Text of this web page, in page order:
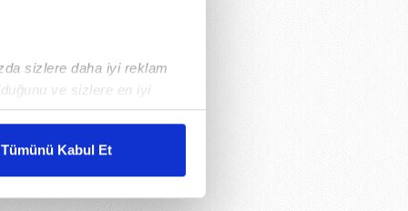
sizlere daha iyi reklam
ve sizlere en iyi
karşılamak
gösterilmeyecektir."
Tümünü Kabul Et